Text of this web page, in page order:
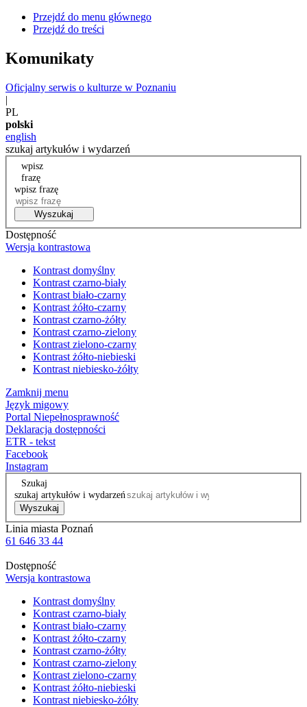
Przejdź do menu głównego
Przejdź do treści
Komunikaty
Oficjalny serwis o kulturze w Poznaniu
|
PL
polski
english
szukaj artykułów i wydarzeń
wpisz
frazę
wpisz frazę
Wyszukaj
Dostępność
Wersja kontrastowa
Kontrast domyślny
Kontrast czarno-biały
Kontrast biało-czarny
Kontrast żółto-czarny
Kontrast czarno-żółty
Kontrast czarno-zielony
Kontrast zielono-czarny
Kontrast żółto-niebieski
Kontrast niebiesko-żółty
Zamknij menu
Język migowy
Portal Niepełnosprawność
Deklaracja dostępności
ETR - tekst
Facebook
Instagram
Szukaj
szukaj artykułów i wydarzeń
Wyszukaj
Linia miasta Poznań
61 646 33 44
Dostępność
Wersja kontrastowa
Kontrast domyślny
Kontrast czarno-biały
Kontrast biało-czarny
Kontrast żółto-czarny
Kontrast czarno-żółty
Kontrast czarno-zielony
Kontrast zielono-czarny
Kontrast żółto-niebieski
Kontrast niebiesko-żółty